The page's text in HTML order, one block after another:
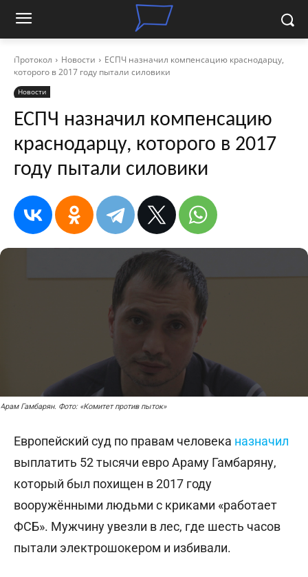
Протокол Новости
ЕСПЧ назначил компенсацию краснодарцу,
которого в 2017 году пытали силовики
Новости
ЕСПЧ назначил компенсацию
краснодарцу, которого в 2017
году пытали силовики
Арам Гамбарян. Фото: «Комитет против пыток»
Европейский суд по правам человека назначил
выплатить 52 тысячи евро Араму Гамбаряну,
который был похищен в 2017 году
вооружёнными людьми с криками «работает
ФСБ». Мужчину увезли в лес, где шесть часов
пытали электрошокером и избивали.